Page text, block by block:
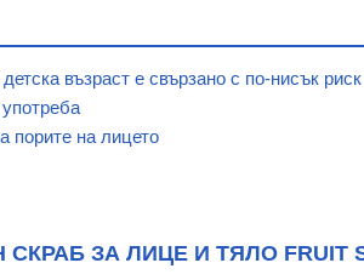
възраст е свързано с по-нисък
порите на лицето
ЗА ЛИЦЕ И ТЯЛО FRUIT